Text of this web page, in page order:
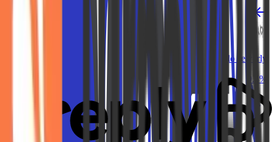
Italo Jewerly
9.3%